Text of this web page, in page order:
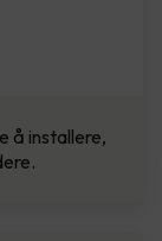
å installere,